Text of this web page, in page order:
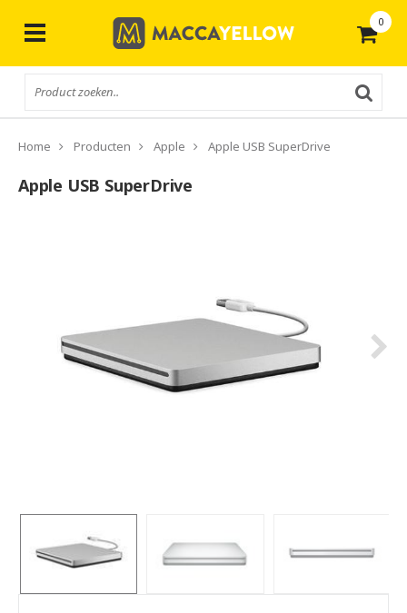
0
Home Producten Apple Apple USB SuperDrive
Apple USB SuperDrive